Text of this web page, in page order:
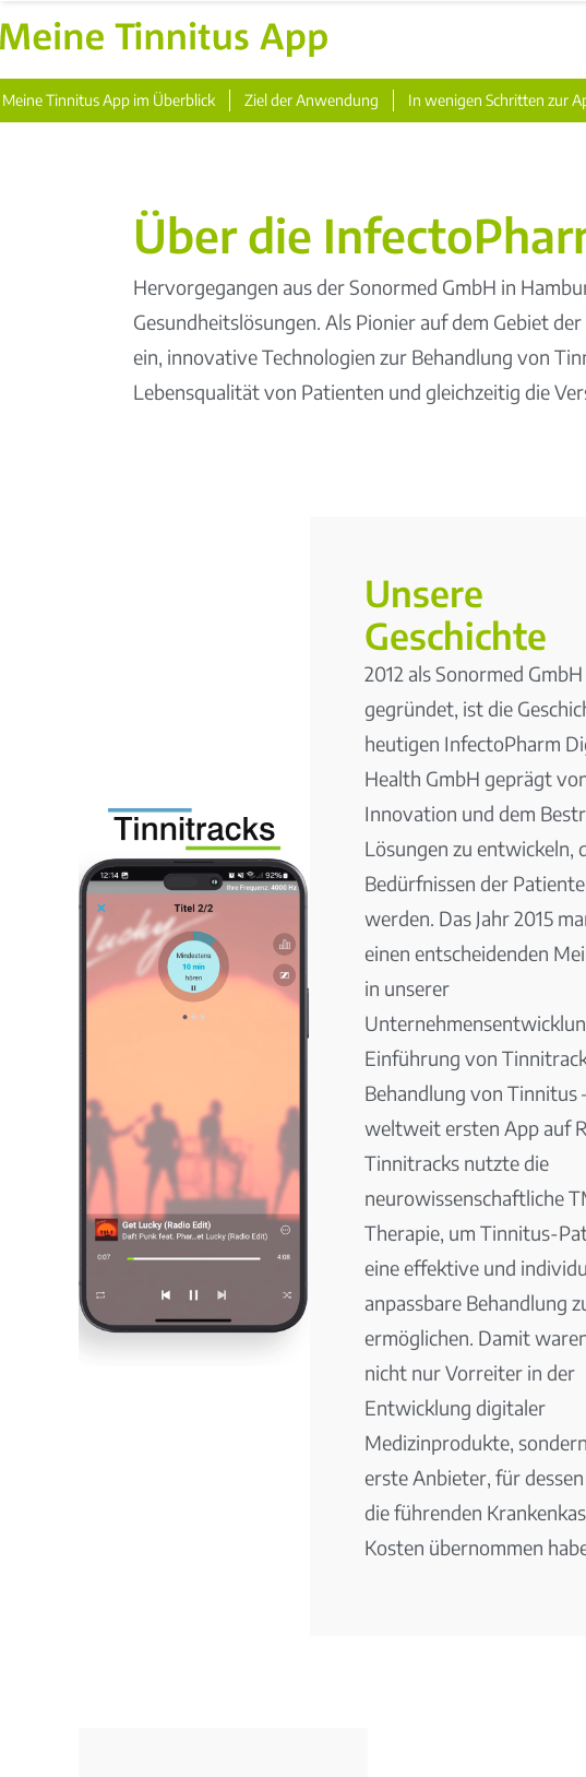
Meine Tinnitus App im Überblick Ziel der Anwendung In wenigen Schritten zur
Über die
Hervorgegangen aus der Sonormed GmbH in
Gesundheitslösungen. Als Pionier auf dem Gebiet
ein, innovative Technologien zur Behandlung von
Lebensqualität von Patienten und gleichzeitig die
Unsere
Geschichte
2012 als Sonormed GmbH
gegründet, ist die
heutigen InfectoPharm
Health GmbH geprägt
Innovation und dem
Lösungen zu entwickeln,
Bedürfnissen der
werden. Das Jahr 2015
einen entscheidenden
in unserer
Einführung von
Behandlung von Tinnitus
weltweit ersten App auf
Tinnitracks nutzte die
neurowissenschaftliche
Therapie, um Tinnitus-
eine effektive und
anpassbare Behandlung
ermöglichen. Damit
nicht nur Vorreiter in der
Entwicklung digitaler
Medizinprodukte,
erste Anbieter, für
die führenden
Kosten übernommen